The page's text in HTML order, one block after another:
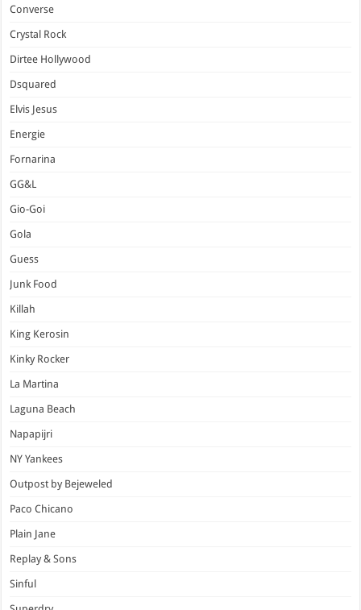
Converse
Crystal Rock
Dirtee Hollywood
Dsquared
Elvis Jesus
Energie
Fornarina
GG&L
Gio-Goi
Gola
Guess
Junk Food
Killah
King Kerosin
Kinky Rocker
La Martina
Laguna Beach
Napapijri
NY Yankees
Outpost by Bejeweled
Paco Chicano
Plain Jane
Replay & Sons
Sinful